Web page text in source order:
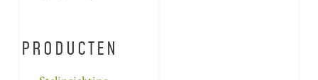
PRODUCTEN